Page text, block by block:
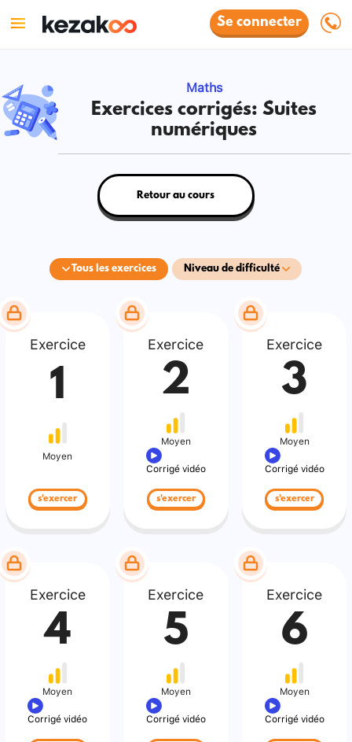
Se connecter
Maths
Exercices corrigés: Suites
numériques
Tous les exercices Niveau de difficulté
Retour au cours
Exercice
1
Moyen
s'exercer
Exercice
2
Moyen
Corrigé vidéo
s'exercer
Exercice
3
Moyen
Corrigé vidéo
s'exercer
Exercice
4
Moyen
Corrigé vidéo
Exercice
5
Moyen
Corrigé vidéo
Exercice
6
Moyen
Corrigé vidéo